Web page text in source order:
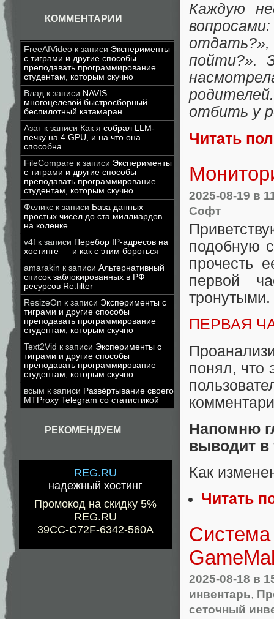
КОММЕНТАРИИ
FreeAIVideo к записи Эксперименты
с тиграми и другие способы
преподавать программирование
студентам, которым скучно
Влад к записи NAVIS —
многоцелевой быстросборный
беспилотный катамаран
Азатк записи Как я собрал LLM-
печку на 4 GPU, и на что она
способна
FileCompare к записи Эксперименты
с тиграми и другие способы
преподавать программирование
студентам, которым скучно
Феликс к записи База данных
простых чисел до ста миллиардов
на коленке
v4f к записи Перебор IP-адресов на
хостинге — и как с этим бороться
amarakin к записи Альтернативный
список заблокированных в РФ
ресурсов Re:filter
ResizeOn к записи Эксперименты с
тиграми и другие способы
преподавать программирование
студентам, которым скучно
Text2Vid к записи Эксперименты с
тиграми и другие способы
преподавать программирование
студентам, которым скучно
всым к записи Развёртывание своего
MTProxy Telegram со статистикой
РЕКОМЕНДУЕМ
REG.RU
надежный хостинг
Промокод на скидку 5%
REG.RU
39CC-C72F-6342-560A
Каждую
пойти?».
отбить у
Читать
2025-08-19 в
Софт
подобную
прочесть
первой
тронутыми.
ПЕРВАЯ
понял, что
Напомню
выводит в
Как
Читать
Система
2025-08-18 в
инвентарь,
сеточный